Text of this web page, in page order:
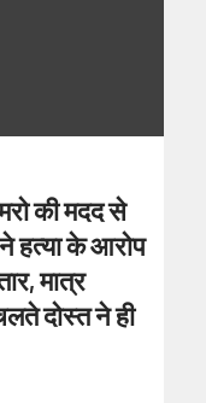
की मदद से
हत्या के आरोप
मात्र
दोस्त ने ही